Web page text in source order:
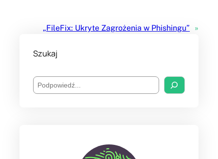
„FileFix: Ukryte Zagrożenia w Phishingu” »
Szukaj
S
e